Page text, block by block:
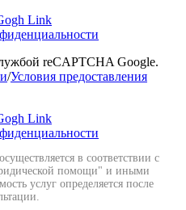
Link
reCAPTCHA Google.
/Условия предоставления
Link
в соответствии с
помощи" и иными
услуг определяется после